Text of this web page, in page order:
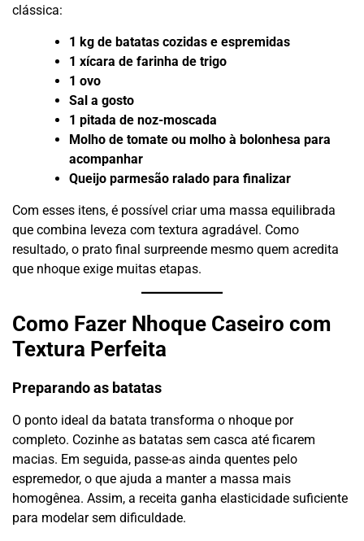
clássica:
1 kg de batatas cozidas e espremidas
1 xícara de farinha de trigo
1 ovo
Sal a gosto
1 pitada de noz-moscada
Molho de tomate ou molho à bolonhesa para
acompanhar
Queijo parmesão ralado para finalizar
Com esses itens, é possível criar uma massa equilibrada
que combina leveza com textura agradável. Como
resultado, o prato final surpreende mesmo quem acredita
que nhoque exige muitas etapas.
Como Fazer Nhoque Caseiro com
Textura Perfeita
Preparando as batatas
O ponto ideal da batata transforma o nhoque por
completo. Cozinhe as batatas sem casca até ficarem
macias. Em seguida, passe-as ainda quentes pelo
espremedor, o que ajuda a manter a massa mais
homogênea. Assim, a receita ganha elasticidade suficiente
para modelar sem dificuldade.